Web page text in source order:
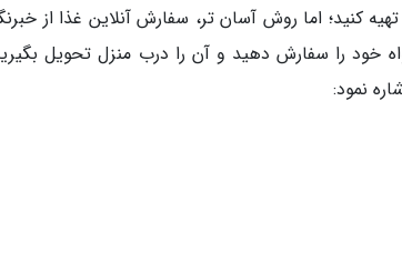
کنید؛ اما روش آسان تر، سفارش آنلاین غذا از
خود را سفارش دهید و آن را درب منزل تحویل
نمود: